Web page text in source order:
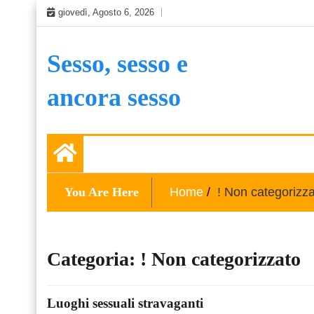
Skip
to
giovedì, Agosto 6, 2026
Sesso, sesso e
ancora sesso
You Are Here Home ! Non
Categoria: ! Non categorizzato
Luoghi sessuali stravaganti